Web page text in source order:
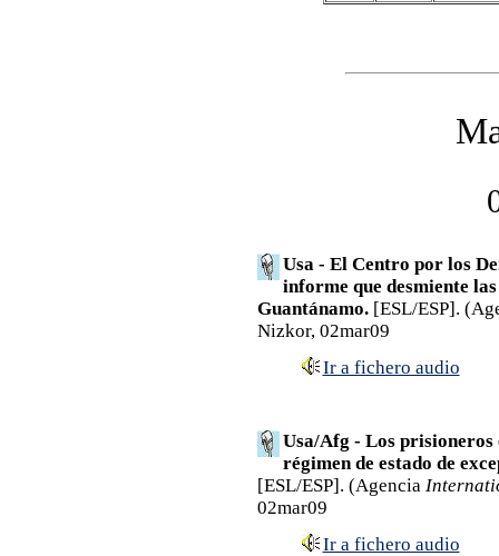
Usa - El Centro por los
informe que desmiente
Guantánamo.[ESL/ESP].
Nizkor, 02mar09
Ir a fichero audio
Usa/Afg - Los prisioneros
régimen de estado de
[ESL/ESP]. (Agencia
02mar09
Ir a fichero audio